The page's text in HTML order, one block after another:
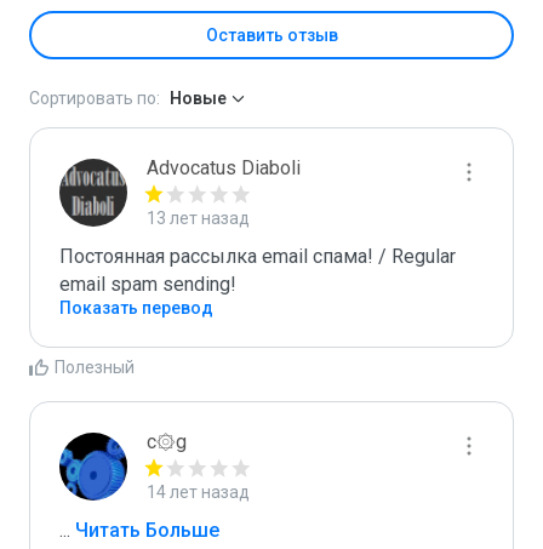
Оставить отзыв
Сортировать по: Новые
Advocatus Diaboli
13 лет назад
Постоянная рассылка email спама! / Regular
email spam sending!
Показать перевод
Полезный
c۞g
14 лет назад
... Читать Больше